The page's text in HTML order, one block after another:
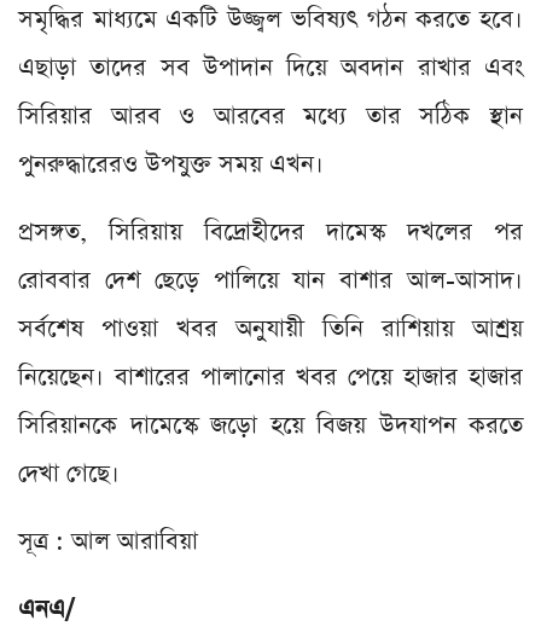
সমৃদ্ধির মাধ্যমে একটি উজ্জ্বল ভবিষ্যৎ গঠন করতে হবে।
এছাড়া তাদের সব উপাদান দিয়ে অবদান রাখার এবং
সিরিয়ার আরব ও আরবের মধ্যে তার সঠিক স্থান
পুনরুদ্ধারেরও উপযুক্ত সময় এখন।
প্রসঙ্গত, সিরিয়ায় বিদ্রোহীদের দামেস্ক দখলের পর
রোববার দেশ ছেড়ে পালিয়ে যান বাশার আল-আসাদ।
সর্বশেষ পাওয়া খবর অনুযায়ী তিনি রাশিয়ায় আশ্রয়
নিয়েছেন। বাশারের পালানোর খবর পেয়ে হাজার হাজার
সিরিয়ানকে দামেস্কে জড়ো হয়ে বিজয় উদযাপন করতে
দেখা গেছে।
সূত্র : আল আরাবিয়া
এনএ/